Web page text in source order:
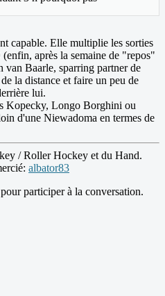
capable. Elle multiplie les sorties
après la semaine de "repos"
Baarle, sparring partner de
la distance et faire un peu de
lui.
Kopecky, Longo Borghini ou
d'une Niewadoma en termes de
/ Roller Hockey et du Hand.
albator83
pour participer à la conversation.